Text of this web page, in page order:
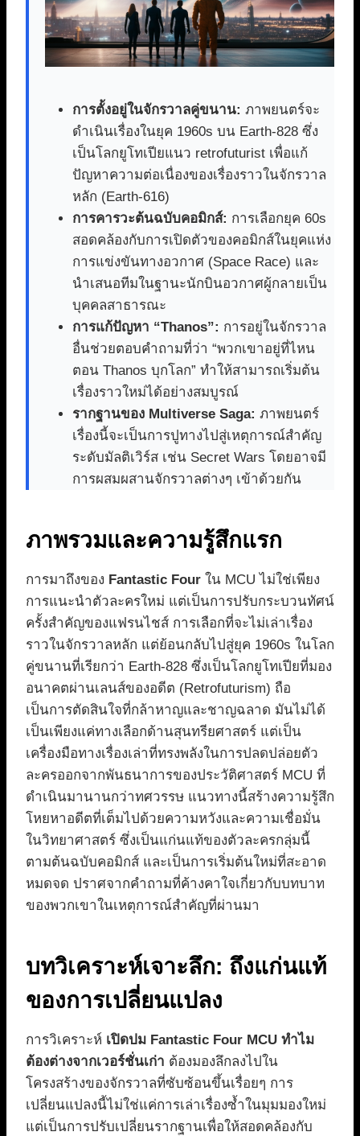
การตั้งอยู่ในจักรวาลคู่ขนาน: ภาพยนตร์จะ
ดำเนินเรื่องในยุค 1960s บน Earth-828 ซึ่ง
เป็นโลกยูโทเปียแนว retrofuturist เพื่อแก้
ปัญหาความต่อเนื่องของเรื่องราวในจักรวาล
หลัก (Earth-616)
การคารวะต้นฉบับคอมิกส์: การเลือกยุค 60s
สอดคล้องกับการเปิดตัวของคอมิกส์ในยุคแห่ง
การแข่งขันทางอวกาศ (Space Race) และ
นำเสนอทีมในฐานะนักบินอวกาศผู้กลายเป็น
บุคคลสาธารณะ
การแก้ปัญหา “Thanos”: การอยู่ในจักรวาล
อื่นช่วยตอบคำถามที่ว่า “พวกเขาอยู่ที่ไหน
ตอน Thanos บุกโลก” ทำให้สามารถเริ่มต้น
เรื่องราวใหม่ได้อย่างสมบูรณ์
รากฐานของ Multiverse Saga: ภาพยนตร์
เรื่องนี้จะเป็นการปูทางไปสู่เหตุการณ์สำคัญ
ระดับมัลติเวิร์ส เช่น Secret Wars โดยอาจมี
การผสมผสานจักรวาลต่างๆ เข้าด้วยกัน
ภาพรวมและความรู้สึกแรก
การมาถึงของ Fantastic Four ใน MCU ไม่ใช่เพียง
การแนะนำตัวละครใหม่ แต่เป็นการปรับกระบวนทัศน์
ครั้งสำคัญของแฟรนไชส์ การเลือกที่จะไม่เล่าเรื่อง
ราวในจักรวาลหลัก แต่ย้อนกลับไปสู่ยุค 1960s ในโลก
คู่ขนานที่เรียกว่า Earth-828 ซึ่งเป็นโลกยูโทเปียที่มอง
อนาคตผ่านเลนส์ของอดีต (Retrofuturism) ถือ
เป็นการตัดสินใจที่กล้าหาญและชาญฉลาด มันไม่ได้
เป็นเพียงแค่ทางเลือกด้านสุนทรียศาสตร์ แต่เป็น
เครื่องมือทางเรื่องเล่าที่ทรงพลังในการปลดปล่อยตัว
ละครออกจากพันธนาการของประวัติศาสตร์ MCU ที่
ดำเนินมานานกว่าทศวรรษ แนวทางนี้สร้างความรู้สึก
โหยหาอดีตที่เต็มไปด้วยความหวังและความเชื่อมั่น
ในวิทยาศาสตร์ ซึ่งเป็นแก่นแท้ของตัวละครกลุ่มนี้
ตามต้นฉบับคอมิกส์ และเป็นการเริ่มต้นใหม่ที่สะอาด
หมดจด ปราศจากคำถามที่ค้างคาใจเกี่ยวกับบทบาท
ของพวกเขาในเหตุการณ์สำคัญที่ผ่านมา
บทวิเคราะห์เจาะลึก: ถึงแก่นแท้
ของการเปลี่ยนแปลง
การวิเคราะห์ เปิดปม Fantastic Four MCU ทำไม
ต้องต่างจากเวอร์ชั่นเก่า ต้องมองลึกลงไปใน
โครงสร้างของจักรวาลที่ซับซ้อนขึ้นเรื่อยๆ การ
เปลี่ยนแปลงนี้ไม่ใช่แค่การเล่าเรื่องซ้ำในมุมมองใหม่
แต่เป็นการปรับเปลี่ยนรากฐานเพื่อให้สอดคล้องกับ